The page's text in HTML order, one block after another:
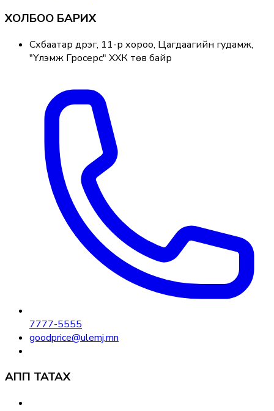
ХОЛБОО БАРИХ
Сүхбаатар дүүрэг, 11-р хороо, Цагдаагийн гудамж,
"Үлэмж Гросерс" ХХК төв байр
7777-5555
goodprice@ulemj.mn
АПП ТАТАХ